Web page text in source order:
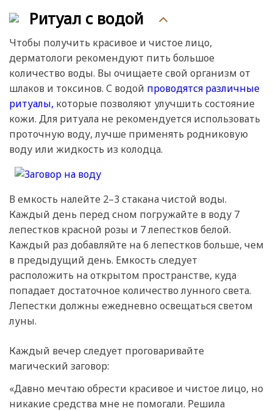
Ритуал с водой
Чтобы получить красивое и чистое лицо,
дерматологи рекомендуют пить большое
количество воды. Вы очищаете свой организм от
шлаков и токсинов. С водой проводятся различные
ритуалы, которые позволяют улучшить состояние
кожи. Для ритуала не рекомендуется использовать
проточную воду, лучше применять родниковую
воду или жидкость из колодца.
В емкость налейте 2–3 стакана чистой воды.
Каждый день перед сном погружайте в воду 7
лепестков красной розы и 7 лепестков белой.
Каждый раз добавляйте на 6 лепестков больше, чем
в предыдущий день. Емкость следует
расположить на открытом пространстве, куда
попадает достаточное количество лунного света.
Лепестки должны ежедневно освещаться светом
луны.
Каждый вечер следует проговаривайте
магический заговор:
«Давно мечтаю обрести красивое и чистое лицо, но
никакие средства мне не помогали. Решила